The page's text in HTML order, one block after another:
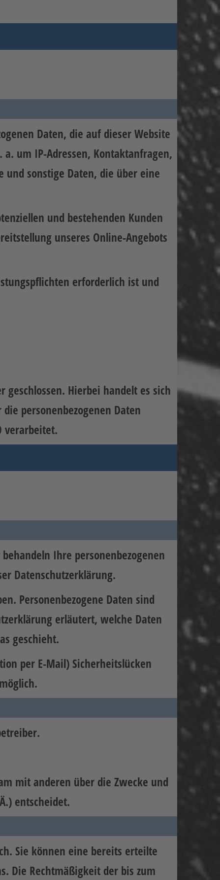
Daten, die auf dieser Website
um IP-Adressen, Kontaktanfragen,
sonstige Daten, die über eine
und bestehenden Kunden
unseres Online-Angebots
erforderlich ist und
Hierbei handelt es sich
personenbezogenen Daten
verarbeitet.
Ihre personenbezogenen
Datenschutzerklärung.
Personenbezogene Daten sind
erläutert, welche Daten
geschieht.
per E-Mail) Sicherheitslücken
mit anderen über die Zwecke und
entscheidet.
Sie können eine bereits erteilte
Die Rechtmäßigkeit der bis zum